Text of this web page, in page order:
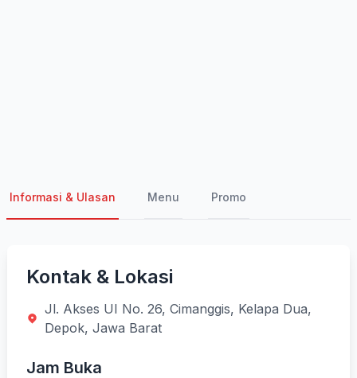
Informasi & Ulasan Menu Promo
Kontak & Lokasi
Jl. Akses UI No. 26, Cimanggis, Kelapa Dua,
Depok, Jawa Barat
Jam Buka